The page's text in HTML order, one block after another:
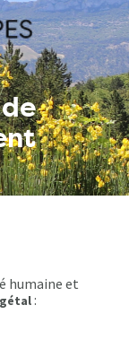
humaine et
: